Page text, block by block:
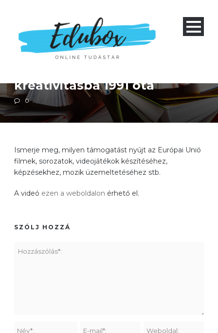
Négyéves gimnázium 1-4 és nyolcéves gimnázium 5-8
Szakiskola 1-3
Szakközépiskola 1-4
Kreatív Európa Program
kreativitásba 1991 óta
0
Ismerje meg, milyen támogatást nyújt az Európai Unió
filmek, sorozatok, videojátékok készítéséhez,
képzésekhez, mozik üzemeltetéséhez stb.
A videó ezen a weboldalon érhető el.
SZÓLJ HOZZÁ